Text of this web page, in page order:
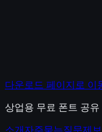
다운로드 페이지로 이
상업용 무료 폰트 공유